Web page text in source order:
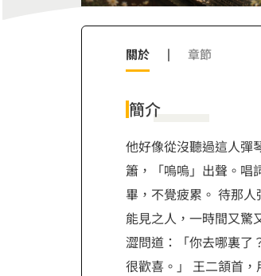
關於 | 章節
簡介
他好像從沒聽過這人彈
簫，「嗚嗚」出聲。唱
畢，不覺疲累。 待那
能見之人，一時間又驚
澀問道：「你去哪裏了
很歡喜。」 王二頷首